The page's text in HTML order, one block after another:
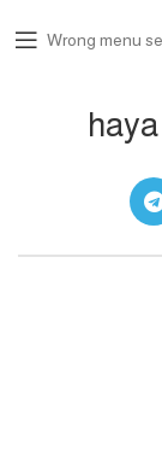
Wrong menu